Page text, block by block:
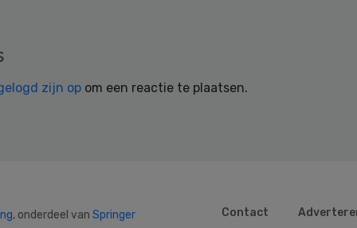
zijn op om een reactie te plaatsen.
, onderdeel van Springer Contact